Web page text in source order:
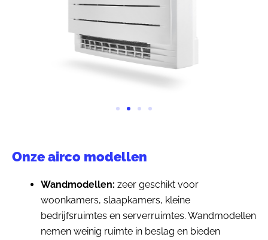
Onze airco modellen
Wandmodellen: zeer geschikt voor
woonkamers, slaapkamers, kleine
bedrijfsruimtes en serverruimtes. Wandmodellen
nemen weinig ruimte in beslag en bieden